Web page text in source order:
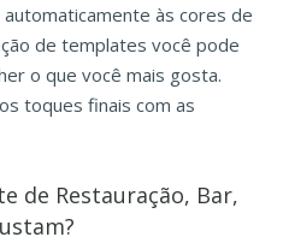
às cores de
de templates você pode
o que você mais gosta.
toques finais com as
de Restauração, Bar,